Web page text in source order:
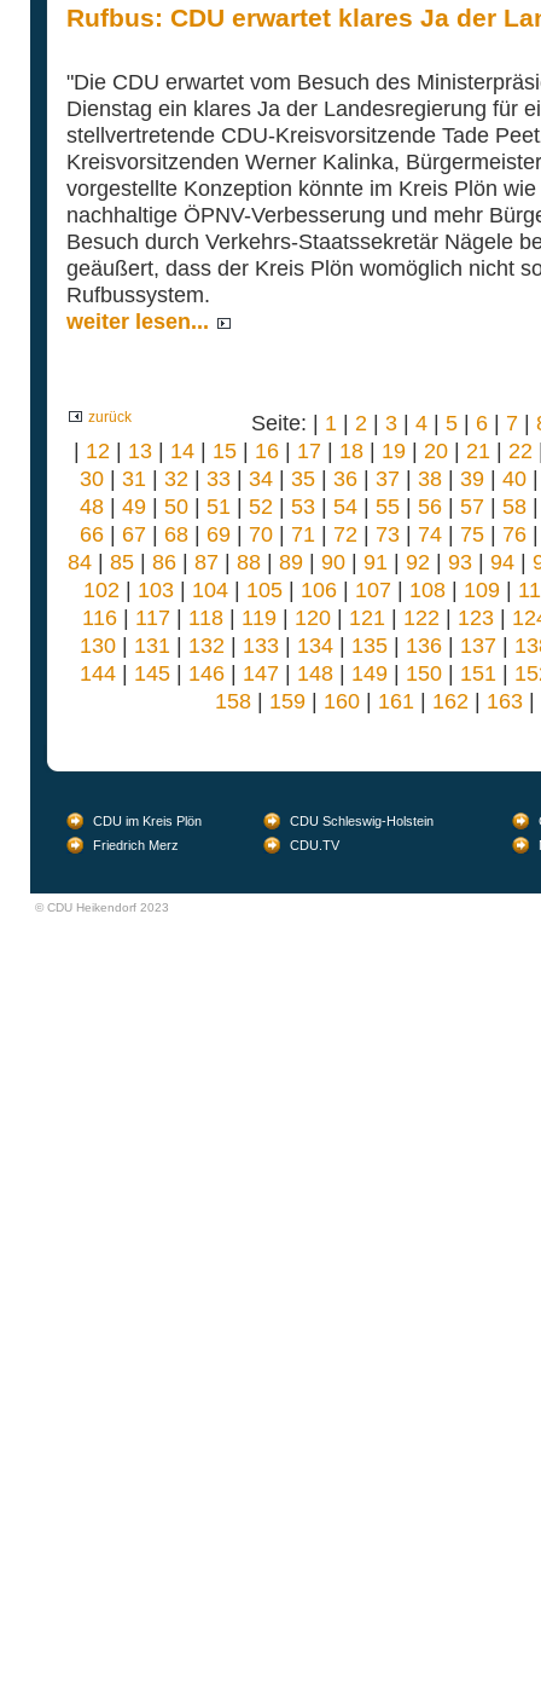
Rufbus: CDU erwartet klares Ja der
"Die CDU erwartet vom Besuch des
Dienstag ein klares Ja der Landesregierung für
stellvertretende CDU-Kreisvorsitzende Tade
Kreisvorsitzenden Werner Kalinka,
vorgestellte Konzeption könnte im Kreis Plön
nachhaltige ÖPNV-Verbesserung und mehr
Besuch durch Verkehrs-Staatssekretär Nägele
geäußert, dass der Kreis Plön womöglich nicht
Rufbussystem.
weiter lesen...
zurück Seite: | 1 | 2 | 3 | 4 | 5 | 6 | 7 |
| 12 | 13| 14| 15| 16| 17| 18| 19| 20| 21 | 22
30| 31 | 32 | 33| 34| 35| 36| 37| 38| 39| 40
48| 49| 50| 51 | 52 | 53| 54| 55| 56| 57| 58
66| 67| 68| 69| 70| 71 | 72 | 73| 74| 75| 76
84| 85| 86| 87| 88| 89| 90| 91 | 92 | 93| 94|
102 | 103 | 104 | 105 | 106 | 107 | 108 | 109 |
116| 117| 118| 119| 120| 121 | 122 | 123|
130| 131 | 132 | 133| 134| 135| 136| 137|
144| 145| 146| 147| 148| 149| 150| 151 |
158 | 159 | 160 | 161 | 162 | 163 |
CDU im Kreis Plön CDU Schleswig-Holstein
Friedrich Merz
CDU.TV
© CDU Heikendorf 2023